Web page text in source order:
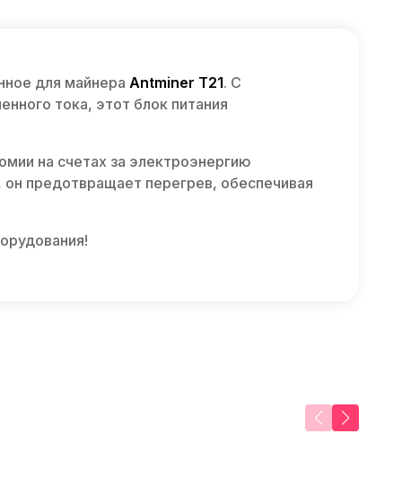
для майнера Antminer T21. С
тока, этот блок питания
на счетах за электроэнергию
предотвращает перегрев, обеспечивая